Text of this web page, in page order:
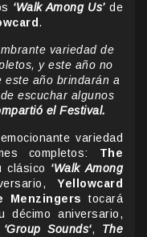
‘Walk Among Us’de
.
variedad de
y este año no
este año brindarán a
escuchar algunos
el Festival.
variedad
completos: The
clásico ‘Walk Among
Yellowcard
Menzingers
tocará
aniversario,
‘Group Sounds‘, The